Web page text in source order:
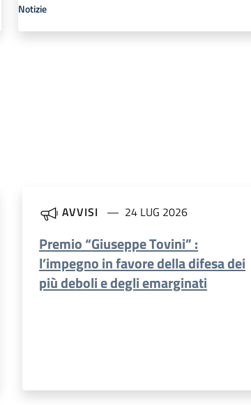
Notizie
AVVISI 24 LUG 2026
Premio “Giuseppe Tovini” :
l’impegno in favore della difesa dei
più deboli e degli emarginati